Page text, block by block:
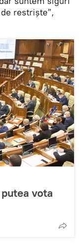
restriște”,
vota